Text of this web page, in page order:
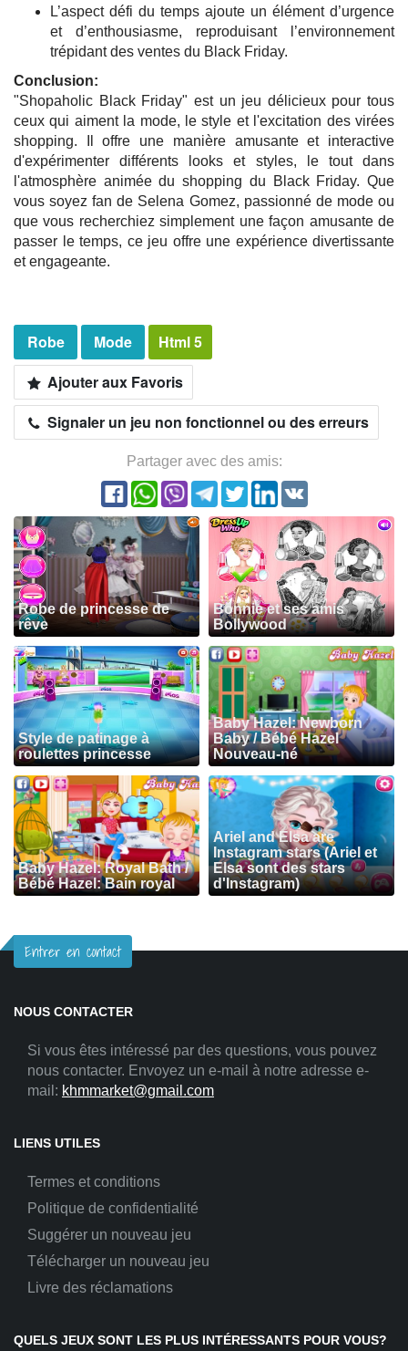
L’aspect défi du temps ajoute un élément d’urgence
et d’enthousiasme, reproduisant l’environnement
trépidant des ventes du Black Friday.
Conclusion:
"Shopaholic Black Friday" est un jeu délicieux pour tous
ceux qui aiment la mode, le style et l'excitation des virées
shopping. Il offre une manière amusante et interactive
d'expérimenter différents looks et styles, le tout dans
l'atmosphère animée du shopping du Black Friday. Que
vous soyez fan de Selena Gomez, passionné de mode ou
que vous recherchiez simplement une façon amusante de
passer le temps, ce jeu offre une expérience divertissante
et engageante.
Robe Mode
Html 5
Ajouter aux Favoris
Signaler un jeu non fonctionnel ou des erreurs
Partager avec des amis:
Robe de princesse de
rêve
Bonnie et ses amis
Bollywood
Style de patinage à
roulettes princesse
Baby Hazel: Newborn
Baby / Bébé Hazel
Nouveau-né
Baby Hazel: Royal Bath /
Bébé Hazel: Bain royal
Ariel and Elsa are
Instagram stars (Ariel et
Elsa sont des stars
d'Instagram)
Entrer en contact
NOUS CONTACTER
Si vous êtes intéressé par des questions, vous pouvez
nous contacter. Envoyez un e-mail à notre adresse e-
mail: khmmarket@gmail.com
LIENS UTILES
Termes et conditions
Politique de confidentialité
Suggérer un nouveau jeu
Télécharger un nouveau jeu
Livre des réclamations
QUELS JEUX SONT LES PLUS INTÉRESSANTS POUR VOUS?